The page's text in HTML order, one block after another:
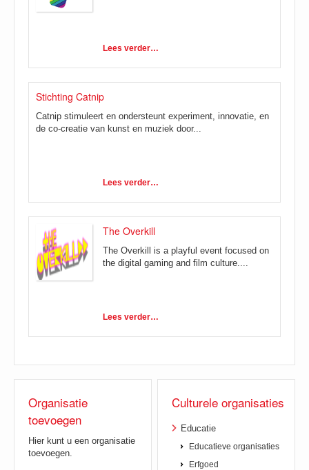
Lees verder…
Stichting Catnip
Catnip stimuleert en ondersteunt experiment, innovatie, en
de co-creatie van kunst en muziek door...
Lees verder…
The Overkill
The Overkill is a playful event focused on
the digital gaming and film culture....
Lees verder…
Organisatie
toevoegen
Hier kunt u een organisatie
toevoegen.
Culturele organisaties
Educatie
Educatieve organisaties
Erfgoed